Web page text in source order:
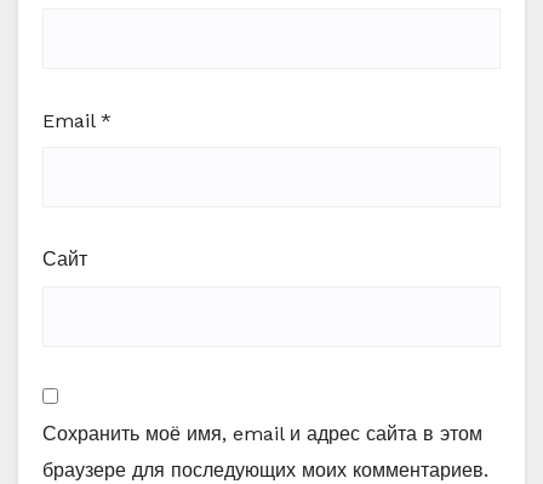
Email *
Сайт
Сохранить моё имя, email и адрес сайта в этом
браузере для последующих моих комментариев.